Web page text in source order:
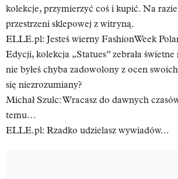
kolekcje, przymierzyć coś i kupić. Na
przestrzeni sklepowej z witryną.
ELLE.pl: Jesteś wierny FashionWeek
Edycji, kolekcja „Statues” zebrała
nie byłeś chyba zadowolony z ocen
się niezrozumiany?
Michał Szulc:Wracasz do dawnych
temu…
ELLE.pl: Rzadko udzielasz wywiadów...